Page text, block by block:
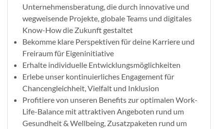
Unternehmensberatung, die durch innovative und
wegweisende Projekte, globale Teams und digitales
Know-How die Zukunft gestaltet
Bekomme klare Perspektiven für deine Karriere und
Freiraum für Eigeninitiative
Erhalte individuelle Entwicklungsmöglichkeiten
Erlebe unser kontinuierliches Engagement für
Chancengleichheit, Vielfalt und Inklusion
Profitiere von unseren Benefits zur optimalen Work-
Life-Balance mit attraktiven Angeboten rund um
Gesundheit & Wellbeing, Zusatzpaketen rund um